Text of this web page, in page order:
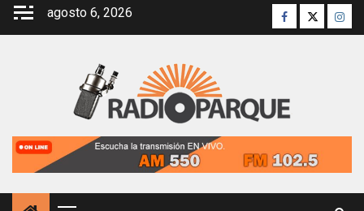
Saltar
agosto 6, 2026 Facebook
Twitter